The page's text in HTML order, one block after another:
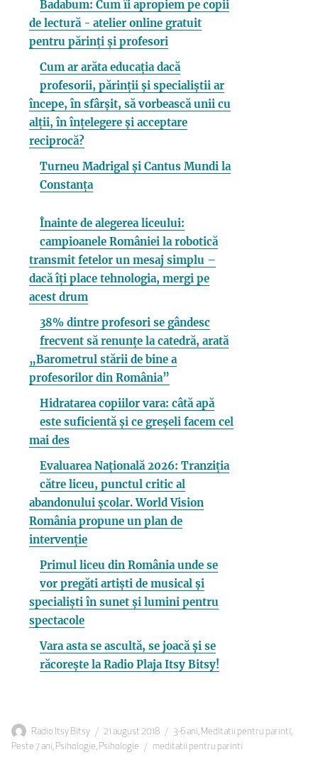
Badabum: Cum îi apropiem pe copii
de lectură - atelier online gratuit
pentru părinți și profesori
Cum ar arăta educația dacă
profesorii, părinții și specialiștii ar
începe, în sfârșit, să vorbească unii cu
alții, în înțelegere și acceptare
reciprocă?
Turneu Madrigal și Cantus Mundi la
Constanța
Înainte de alegerea liceului:
campioanele României la robotică
transmit fetelor un mesaj simplu –
dacă îți place tehnologia, mergi pe
acest drum
38% dintre profesori se gândesc
frecvent să renunțe la catedră, arată
„Barometrul stării de bine a
profesorilor din România”
Hidratarea copiilor vara: câtă apă
este suficientă și ce greșeli facem cel
mai des
Evaluarea Națională 2026: Tranziția
către liceu, punctul critic al
abandonului școlar. World Vision
România propune un plan de
intervenție
Primul liceu din România unde se
vor pregăti artiști de musical și
specialiști în sunet și lumini pentru
spectacole
Vara asta se ascultă, se joacă și se
răcorește la Radio Plaja Itsy Bitsy!
Autor
Radio Itsy Bitsy
Publicat
pe
21 august 2018 Categorii
3-6 ani, Meditatii pentru parinti,
Peste 7 ani, Psihologie, Psihologie Etichete
meditatii pentru parinti